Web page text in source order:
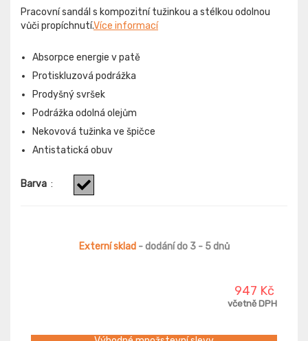
Pracovní sandál s kompozitní tužinkou a stélkou odolnou
vůči propíchnutí.Více informací
Absorpce energie v patě
Protiskluzová podrážka
Prodyšný svršek
Podrážka odolná olejům
Nekovová tužinka ve špičce
Antistatická obuv
Barva :
Externí sklad - dodání do 3 - 5 dnů
947 Kč
včetně DPH